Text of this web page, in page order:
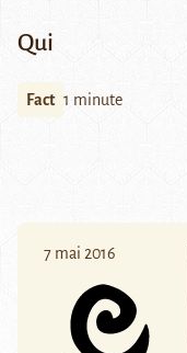
Qui
Fact 1 minute
7 mai 2016